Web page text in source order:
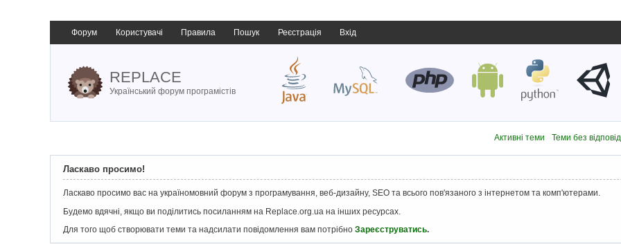
Форум Користувачі Правила Пошук Реєстрація Вхід
REPLACE
Український форум програмістів
Активні теми Теми без
Ласкаво просимо!
Ласкаво просимо вас на україномовний форум з програмування, веб-дизайну, SEO та всього пов'язаного з інтернетом та комп'ютерами.
Будемо вдячні, якщо ви поділитись посиланням на Replace.org.ua на інших ресурсах.
Для того щоб створювати теми та надсилати повідомлення вам потрібно Зареєструватись.